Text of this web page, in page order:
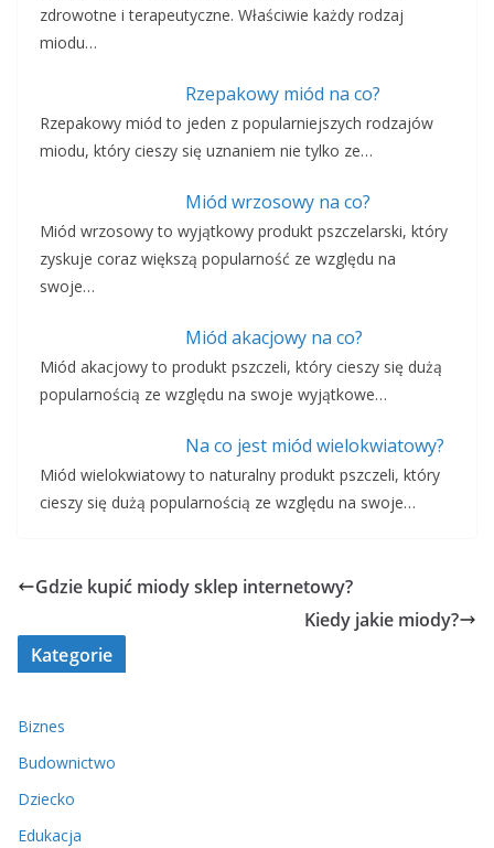
zdrowotne i terapeutyczne. Właściwie każdy rodzaj
miodu…
Rzepakowy miód na co?
Rzepakowy miód to jeden z popularniejszych rodzajów
miodu, który cieszy się uznaniem nie tylko ze…
Miód wrzosowy na co?
Miód wrzosowy to wyjątkowy produkt pszczelarski, który
zyskuje coraz większą popularność ze względu na
swoje…
Miód akacjowy na co?
Miód akacjowy to produkt pszczeli, który cieszy się dużą
popularnością ze względu na swoje wyjątkowe…
Na co jest miód wielokwiatowy?
Miód wielokwiatowy to naturalny produkt pszczeli, który
cieszy się dużą popularnością ze względu na swoje…
Gdzie kupić miody sklep internetowy?
Kiedy jakie miody?
Kategorie
Biznes
Budownictwo
Dziecko
Edukacja